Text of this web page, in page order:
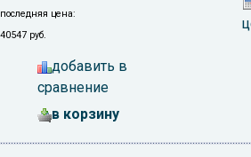
последняя цена:
40547 руб.
добавить в
сравнение
в корзину